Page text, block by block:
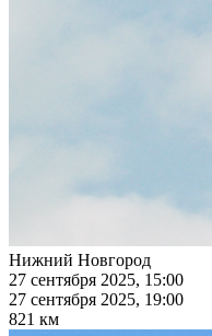
Нижний Новгород
27 сентября 2025, 15:00
27 сентября 2025, 19:00
821 км